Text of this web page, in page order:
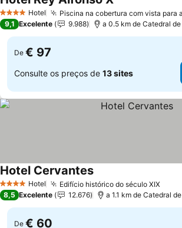
4 EstrelasHotel Piscina na cobertura com vista para
9,1 Excelente 9.988 a 0.5 km de Catedral
De € 97
Consulte os preços de 13 sites
4 EstrelasHotel Edifício histórico do século XIX
Hotel Cervantes
8,5 Excelente 12.676 a 1.1 km de Catedral
De € 60